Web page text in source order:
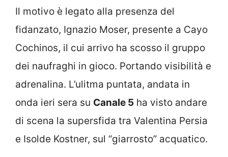
Il motivo è legato alla presenza del
fidanzato, Ignazio Moser, presente a Cayo
Cochinos, il cui arrivo ha scosso il gruppo
dei naufraghi in gioco. Portando visibilità e
adrenalina. L’ulitma puntata, andata in
onda ieri sera su Canale 5 ha visto andare
di scena la supersfida tra Valentina Persia
e Isolde Kostner, sul “giarrosto” acquatico.